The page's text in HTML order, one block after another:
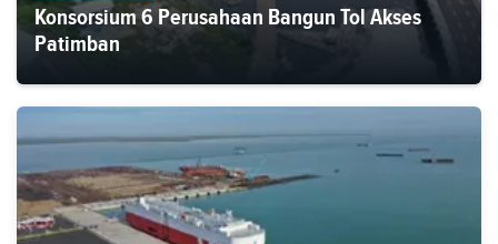
Konsorsium 6 Perusahaan Bangun Tol Akses
Patimban